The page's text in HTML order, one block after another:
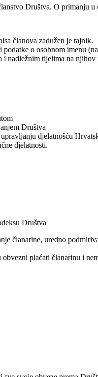
Društva. O primanju
članova zadužen je tajnik.
o osobnom imenu
nadležnim tijelima na njihov
Društva
djelatnošću
djelatnosti.
Društva
članarine, uredno
plaćati članarinu i